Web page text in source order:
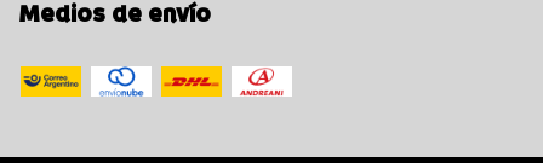
Medios de envío